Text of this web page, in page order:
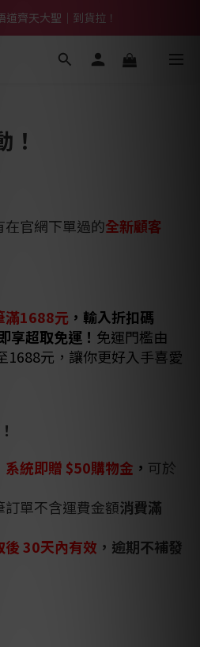
四種寶物幫你財運「轉」進來
道齊天大聖｜到貨拉！
四種寶物幫你財運「轉」進來
！
在官網下單過的全新顧客
滿1688元 ，輸入折扣碼
享超取免運！ 免運門檻由
1688元，讓你更好入手喜愛
系統即贈 $50購物金 ， 可於
訂單不含運費金額消費滿
後 30天內有效 ，逾期不補發